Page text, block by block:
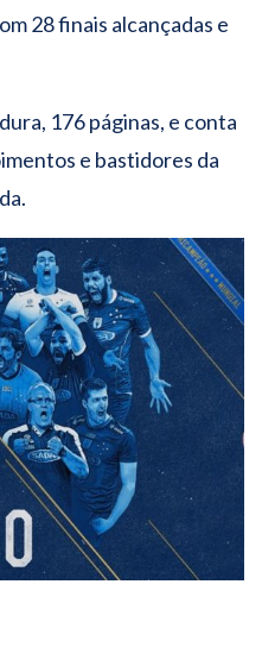
28 finais alcançadas e
176 páginas, e conta
e bastidores da